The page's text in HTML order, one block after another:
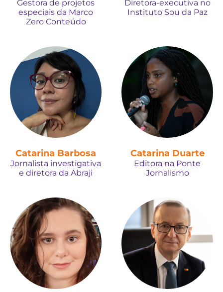
Gestora de projetos
especiais da Marco
Zero Conteúdo
Diretora-executiva no
Instituto Sou da Paz
Catarina Barbosa
Jornalista investigativa
e diretora da Abraji
Catarina Duarte
Editora na Ponte
Jornalismo